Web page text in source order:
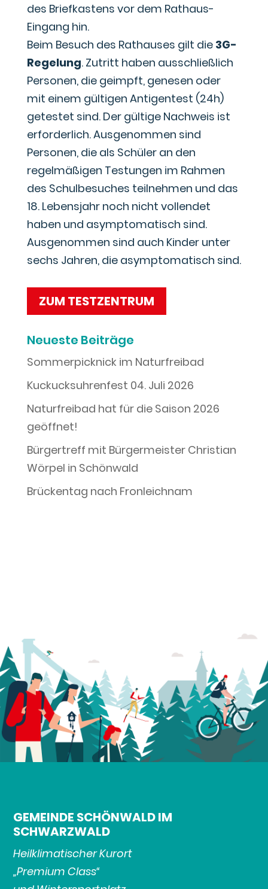
des Briefkastens vor dem Rathaus-
Eingang hin.
Beim Besuch des Rathauses gilt die 3G-
Regelung. Zutritt haben ausschließlich
Personen, die geimpft, genesen oder
mit einem gültigen Antigentest (24h)
getestet sind. Der gültige Nachweis ist
erforderlich. Ausgenommen sind
Personen, die als Schüler an den
regelmäßigen Testungen im Rahmen
des Schulbesuches teilnehmen und das
18. Lebensjahr noch nicht vollendet
haben und asymptomatisch sind.
Ausgenommen sind auch Kinder unter
sechs Jahren, die asymptomatisch sind.
ZUM TESTZENTRUM
Neueste Beiträge
Sommerpicknick im Naturfreibad
Kuckucksuhrenfest 04. Juli 2026
Naturfreibad hat für die Saison 2026
geöffnet!
Bürgertreff mit Bürgermeister Christian
Wörpel in Schönwald
Brückentag nach Fronleichnam
GEMEINDE SCHÖNWALD IM
SCHWARZWALD
Heilklimatischer Kurort
„Premium Class“